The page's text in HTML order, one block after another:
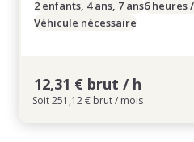
2 enfants, 4 ans, 7 ans6 heures
Véhicule nécessaire
12,31 € brut / h
Soit 251,12 € brut / mois